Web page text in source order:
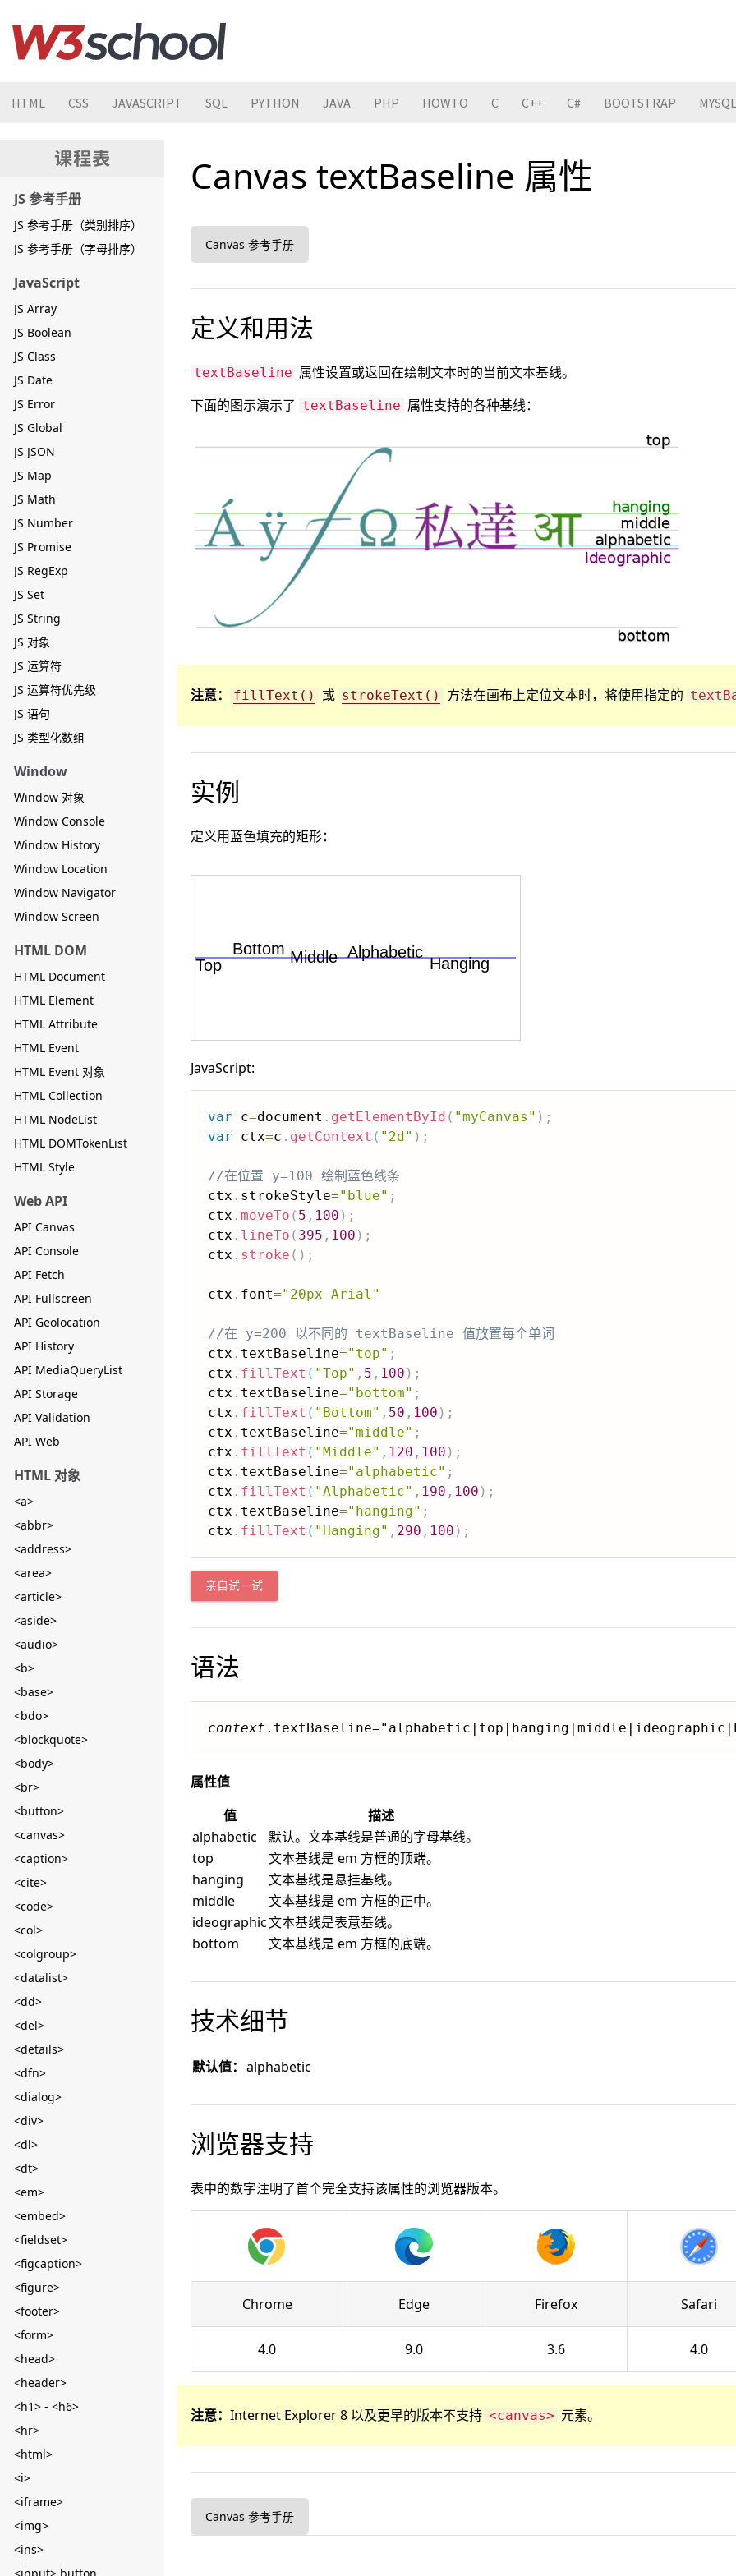
HTML CSS JAVASCRIPT SQL PYTHON JAVA PHP HOWTO C C++ C# BOOTSTRAP MYSQL
JS 参考手册
JS 参考手册（类别排序）
JS 参考手册（字母排序）
JavaScript
JS Array
JS Boolean
JS Class
JS Date
JS Error
JS Global
JS JSON
JS Map
JS Math
JS Number
JS Promise
JS RegExp
JS Set
JS String
JS 对象
JS 运算符
JS 运算符优先级
JS 语句
JS 类型化数组
Window
Window 对象
Window Console
Window History
Window Location
Window Navigator
Window Screen
HTML DOM
HTML Document
HTML Element
HTML Attribute
HTML Event
HTML Event 对象
HTML Collection
HTML NodeList
HTML DOMTokenList
HTML Style
Web API
API Canvas
API Console
API Fetch
API Fullscreen
API Geolocation
API History
API MediaQueryList
API Storage
API Validation
API Web
HTML 对象
<a>
<abbr>
<address>
<area>
<article>
<aside>
<audio>
<b>
<base>
<bdo>
<blockquote>
<body>
<br>
<button>
<canvas>
<caption>
<cite>
<code>
<col>
<colgroup>
<datalist>
<dd>
<del>
<details>
<dfn>
<dialog>
<div>
<dl>
<dt>
<em>
<embed>
<fieldset>
<figcaption>
<figure>
<footer>
<form>
<head>
<header>
<h1> - <h6>
<hr>
<html>
<i>
<iframe>
<img>
<ins>
Canvas textBaseline 属性
Canvas 参考手册
定义和用法
textBaseline 属性设置或返回在绘制文本时的当前文本基线。
下面的图示演示了 textBaseline 属性支持的各种基线：
注意： fillText() 或 strokeText() 方法在画布上定位文本时，将使用指定的
实例
定义用蓝色填充的矩形：
JavaScript:
var c=document . getElementById ( "myCanvas" ) ;
var ctx=c . getContext ( "2d" ) ;
//在位置 y=100 绘制蓝色线条
ctx . strokeStyle="blue" ;
ctx . moveTo ( 5 , 100 ) ;
ctx . lineTo ( 395 , 100 ) ;
ctx . stroke ( ) ;
ctx . font="20px Arial"
//在 y=200 以不同的 textBaseline 值放置每个单词
ctx . textBaseline="top" ;
ctx . fillText ( "Top" , 5 , 100 ) ;
ctx . textBaseline="bottom" ;
ctx . fillText ( "Bottom" , 50 , 100 ) ;
ctx . textBaseline="middle" ;
ctx . fillText ( "Middle" , 120 , 100 ) ;
ctx . textBaseline="alphabetic" ;
ctx . fillText ( "Alphabetic" , 190 , 100 ) ;
ctx . textBaseline="hanging" ;
ctx . fillText ( "Hanging" , 290 , 100 ) ;
亲自试一试
语法
context
属性值
值
描述
alphabetic
默认。文本基线是普通的字母基线。
top
文本基线是 em 方框的顶端。
hanging
文本基线是悬挂基线。
middle
文本基线是 em 方框的正中。
ideographic文本基线是表意基线。
bottom
文本基线是 em 方框的底端。
技术细节
默认值： alphabetic
浏览器支持
表中的数字注明了首个完全支持该属性的浏览器版本。
Chrome Edge Firefox Safari
4.0 9.0 3.6 4.0
注意： Internet Explorer 8 以及更早的版本不支持 <canvas> 元素。
Canvas 参考手册